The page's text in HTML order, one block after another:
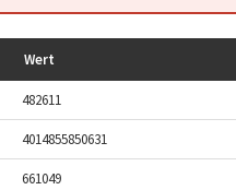
Wert
482611
4014855850631
661049